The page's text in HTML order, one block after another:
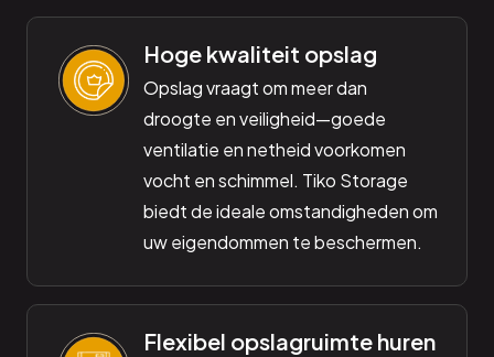
Hoge kwaliteit opslag
Opslag vraagt om meer dan
droogte en veiligheid—goede
ventilatie en netheid voorkomen
vocht en schimmel. Tiko Storage
biedt de ideale omstandigheden om
uw eigendommen te beschermen.
Flexibel opslagruimte huren